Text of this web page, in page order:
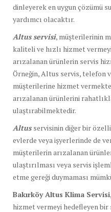
dinleyerek en uygun çözümü
yardımcı olacaktır.
Altus servisi, müşterilerinin
kaliteli ve hızlı hizmet
arızalanan ürünlerin servis
Örneğin, Altus servis, telefon
müşterilerine hizmet
arızalanan ürünlerini
ulaştırabilmektedir.
Altus servisinin diğer bir
evlerde veya işyerlerinde de
müşterilerin arızalanan
ulaştırılması veya servis
etme gereği duymaması
Bakırköy Altus Klima Servisi
hizmet vermeyi hedefleyen